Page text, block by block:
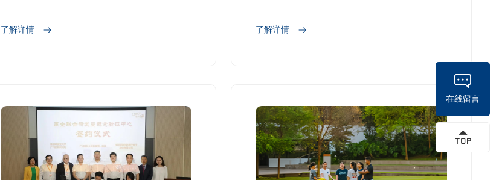
了解详情 了解详情
在线留言